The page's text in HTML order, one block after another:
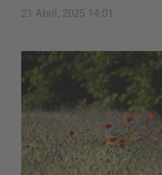
21 Abril, 2025 14:01